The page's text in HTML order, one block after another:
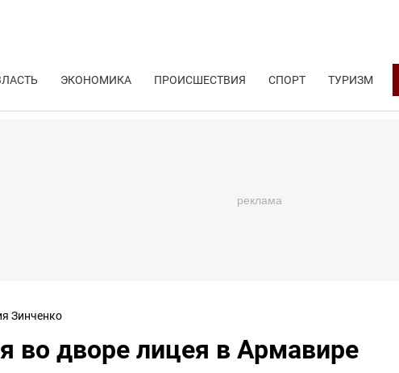
ЭКОНОМИКА ПРОИСШЕСТВИЯ СПОРТ ТУРИЗМ
Зинченко
во дворе лицея в Армавире